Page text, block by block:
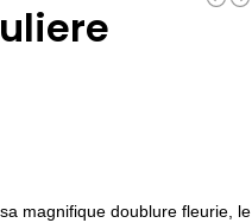
magnifique doublure fleurie, le